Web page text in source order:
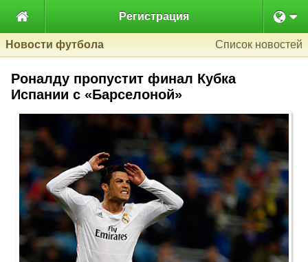
 Регистрация
Новости футбола Список новостей
Роналду пропустит финал Кубка
Испании с «Барселоной»